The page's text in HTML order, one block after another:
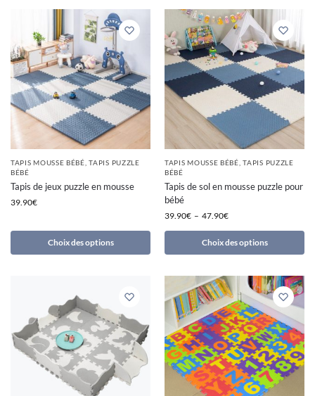
TAPIS MOUSSE BÉBÉ,TAPIS PUZZLE
BÉBÉ
Tapis de jeux puzzle en mousse
39.90€
Choix des options
TAPIS MOUSSE BÉBÉ,TAPIS PUZZLE
BÉBÉ
Tapis de sol en mousse puzzle pour
bébé
39.90€ – 47.90€
Choix des options